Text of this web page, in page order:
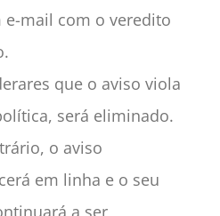
e-mail com o veredito
que o aviso viola
será eliminado.
o aviso
em linha e o seu